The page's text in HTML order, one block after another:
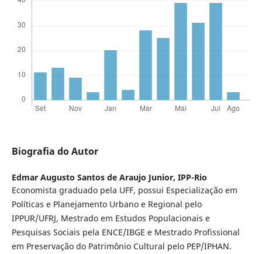
Biografia do Autor
Edmar Augusto Santos de Araujo Junior, IPP-Rio
Economista graduado pela UFF, possui Especialização em
Políticas e Planejamento Urbano e Regional pelo
IPPUR/UFRJ, Mestrado em Estudos Populacionais e
Pesquisas Sociais pela ENCE/IBGE e Mestrado Profissional
em Preservação do Patrimônio Cultural pelo PEP/IPHAN.